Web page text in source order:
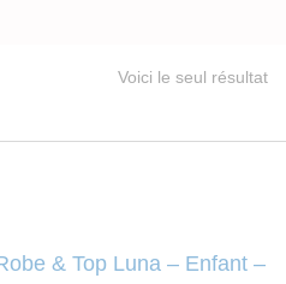
Voici le seul résultat
& Top Luna – Enfant –